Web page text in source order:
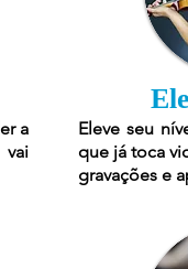
a
Eleve seu
que já toca
gravações e